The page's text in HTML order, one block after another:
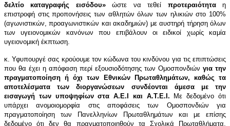
δελτίο καταγραφής εισόδου»ώστε να τεθεί προτεραιότηταη
επιστροφή στις προπονήσεις των αθλητών όλων των ηλικιών στο 100%
(αγωνιστικών, προαγωνιστικών και ακαδημιών) με αυστηρή τήρηση όλων
των υγειονομικών κανόνων που επιβάλουν οι ειδικοί χωρίς καμία
υγειονομική έκπτωση.
κ. Υφυπουργέ σας κρούουμε τον κώδωνα του κινδύνου για τις επιπτώσεις
που θα έχει η απόφαση περί εξουσιοδότησης των Ομοσπονδιών για την
πραγματοποίηση ή όχι των Εθνικών Πρωταθλημάτων, καθώς τα
αποτελέσματα των διοργανώσεων συνδέονται άμεσα με την
εισαγωγή των υποψηφίων στα Α.Ε.Ι και Α.Τ.Ε.Ι. Με δεδομένο ότι
υπάρχει ανομοιομορφία στις αποφάσεις των Ομοσπονδιών για
πραγματοποίηση των Πανελληνίων Πρωταθλημάτων και με επίσης
δεδομένο ότι δεν θα πραγματοποιηθούν τα Σχολικά Πρωταθλήματα,